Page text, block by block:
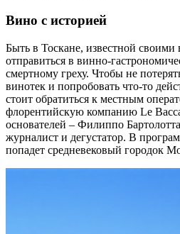
Вино с историей
Быть в Тоскане, известной
отправиться в винно-
смертному греху. Чтобы не
винотек и попробовать что-то
стоит обратиться к местным
флорентийскую компанию Le
основателей – Филиппо
журналист и дегустатор. В
попадет средневековый городок